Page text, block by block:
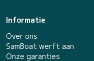
Informatie
Over ons
SamBoat werft aan
Onze garanties